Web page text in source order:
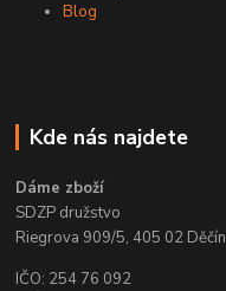
Blog
Kde nás najdete
Dáme zboží
SDZP družstvo
Riegrova 909/5, 405 02 Děčín
IČO: 254 76 092